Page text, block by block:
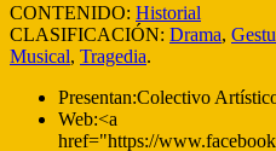
CONTENIDO: Historial
CLASIFICACIÓN: Drama,
Musical, Tragedia.
Presentan:Colectivo
Web:<a
href="https://